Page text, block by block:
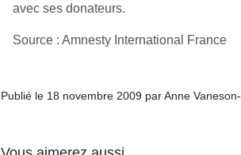
avec ses donateurs.
Source : Amnesty International France
Publié le 18 novembre 2009 par Anne
physique
apprentissage…